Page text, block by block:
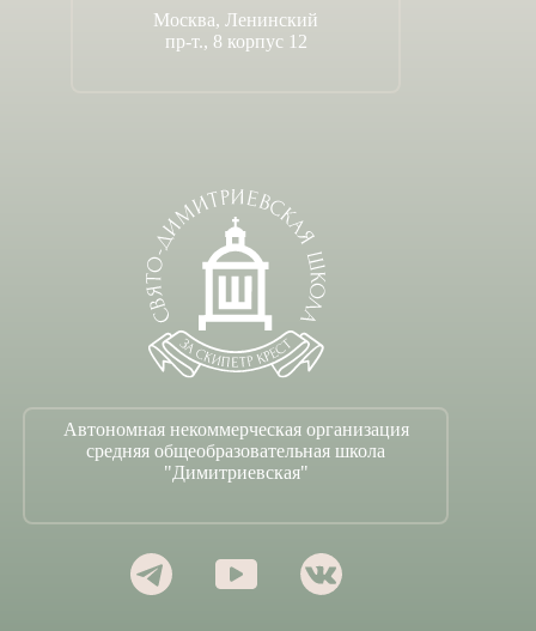
Москва, Ленинский
пр-т., 8 корпус 12
Автономная некоммерческая организация
средняя общеобразовательная школа
"Димитриевская"